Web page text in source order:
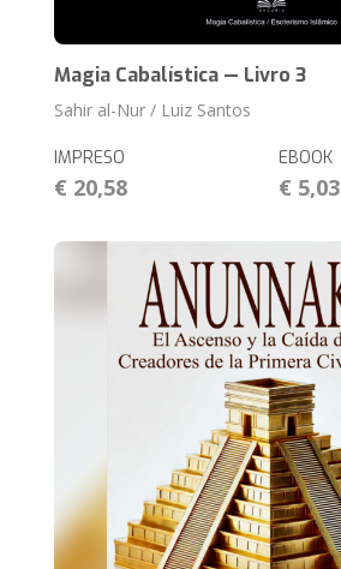
Magia Cabalística — Livro 3
Sahir al-Nur / Luiz Santos
IMPRESO
€ 20,58
EBOOK
€ 5,03